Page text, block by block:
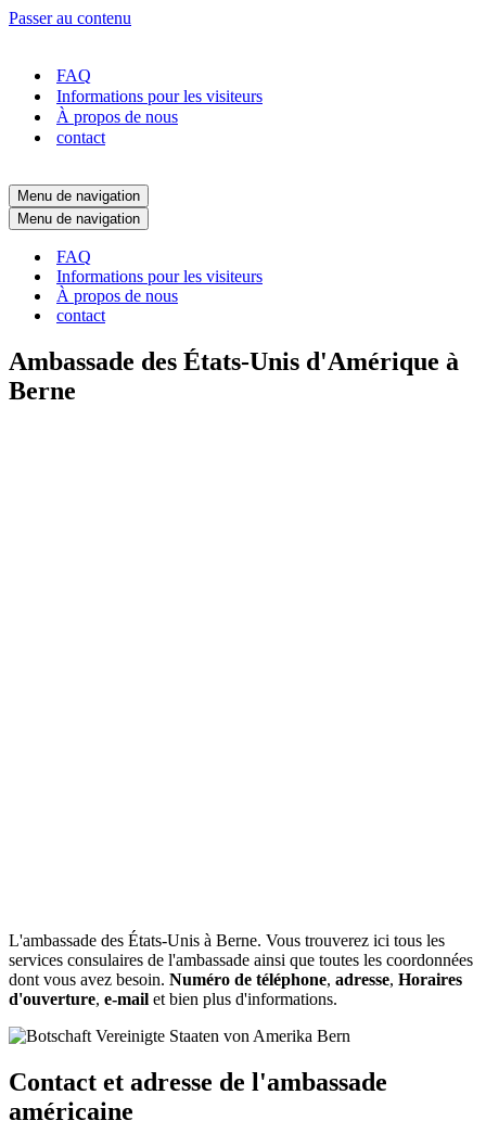
Passer au contenu
FAQ
Informations pour les visiteurs
À propos de nous
contact
Menu de navigation
Menu de navigation
FAQ
Informations pour les visiteurs
À propos de nous
contact
Ambassade des États-Unis d'Amérique à
Berne
L'ambassade des États-Unis à Berne. Vous trouverez ici tous les
services consulaires de l'ambassade ainsi que toutes les coordonnées
dont vous avez besoin. Numéro de téléphone, adresse, Horaires
d'ouverture, e-mail et bien plus d'informations.
Contact et adresse de l'ambassade
américaine